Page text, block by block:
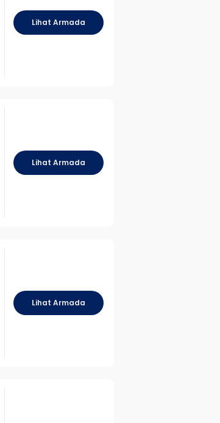
Lihat Armada
Lihat Armada
Lihat Armada